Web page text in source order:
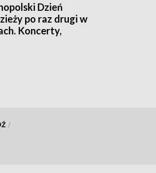
Dzień
po raz drugi w
Koncerty,
/